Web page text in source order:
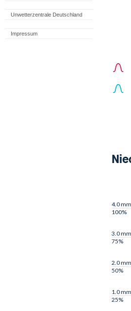
Unwetterzentrale Deutschland
Impressum